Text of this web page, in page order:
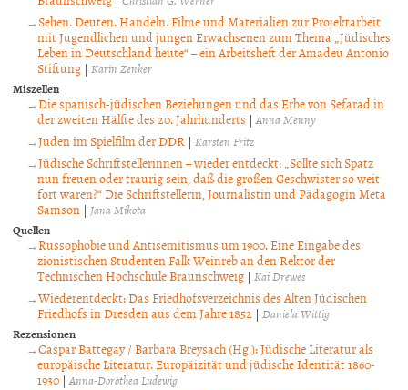
Sehen. Deuten. Handeln. Filme und Materialien zur Projektarbeit
mit Jugendlichen und jungen Erwachsenen zum Thema „Jüdisches
Leben in Deutschland heute“ – ein Arbeitsheft der Amadeu Antonio
Stiftung | Karin Zenker
Miszellen
Die spanisch-jüdischen Beziehungen und das Erbe von Sefarad in
der zweiten Hälfte des 20. Jahrhunderts |Anna Menny
Juden im Spielfilm der DDR |Karsten Fritz
Jüdische Schriftstellerinnen – wieder entdeckt: „Sollte sich Spatz
nun freuen oder traurig sein, daß die großen Geschwister so weit
fort waren?“ Die Schriftstellerin, Journalistin und Pädagogin Meta
Samson | Jana Mikota
Quellen
Russophobie und Antisemitismus um 1900. Eine Eingabe des
zionistischen Studenten Falk Weinreb an den Rektor der
Technischen Hochschule Braunschweig | Kai Drewes
Wiederentdeckt: Das Friedhofsverzeichnis des Alten Jüdischen
Friedhofs in Dresden aus dem Jahre 1852 | Daniela Wittig
Rezensionen
Caspar Battegay / Barbara Breysach (Hg.): Jüdische Literatur als
europäische Literatur. Europäizität und jüdische Identität 1860-
1930 |Anna-Dorothea Ludewig